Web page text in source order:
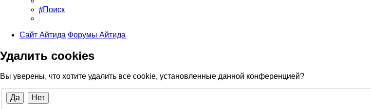
Поиск
Сайт Айтида Форумы Айтида
Удалить cookies
Вы уверены, что хотите удалить все cookie, установленные данной конференцией?